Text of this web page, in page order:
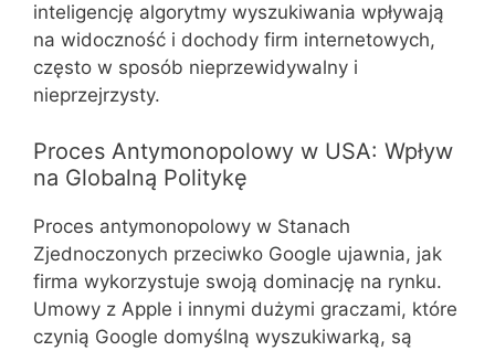
inteligencję algorytmy wyszukiwania wpływają
na widoczność i dochody firm internetowych,
często w sposób nieprzewidywalny i
nieprzejrzysty.
Proces Antymonopolowy w USA: Wpływ
na Globalną Politykę
Proces antymonopolowy w Stanach
Zjednoczonych przeciwko Google ujawnia, jak
firma wykorzystuje swoją dominację na rynku.
Umowy z Apple i innymi dużymi graczami, które
czynią Google domyślną wyszukiwarką, są